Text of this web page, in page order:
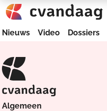
Nieuws Video Dossiers
Algemeen